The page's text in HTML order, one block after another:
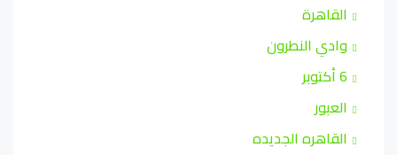
القاهرة
وادي النطرون
6 أكتوبر
العبور
القاهره الجديده